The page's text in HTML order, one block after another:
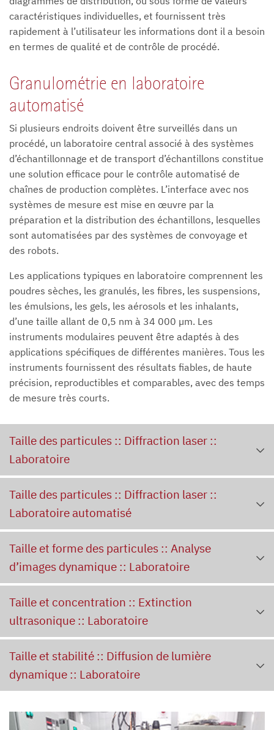
caractéristiques individuelles, et fournissent très
rapidement à l’utilisateur les informations dont il a besoin
en termes de qualité et de contrôle de procédé.
Granulométrie en laboratoire
automatisé
Si plusieurs endroits doivent être surveillés dans un
procédé, un laboratoire central associé à des systèmes
d’échantillonnage et de transport d’échantillons constitue
une solution efficace pour le contrôle automatisé de
chaînes de production complètes. L’interface avec nos
systèmes de mesure est mise en œuvre par la
préparation et la distribution des échantillons, lesquelles
sont automatisées par des systèmes de convoyage et
des robots.
Les applications typiques en laboratoire comprennent les
poudres sèches, les granulés, les fibres, les suspensions,
les émulsions, les gels, les aérosols et les inhalants,
d’une taille allant de 0,5 nm à 34 000 µm. Les
instruments modulaires peuvent être adaptés à des
applications spécifiques de différentes manières. Tous les
instruments fournissent des résultats fiables, de haute
précision, reproductibles et comparables, avec des temps
de mesure très courts.
Taille des particules :: Diffraction laser ::
Laboratoire
Taille des particules :: Diffraction laser ::
Laboratoire automatisé
Taille et forme des particules :: Analyse
d’images dynamique :: Laboratoire
Taille et concentration :: Extinction
ultrasonique :: Laboratoire
Taille et stabilité :: Diffusion de lumière
dynamique :: Laboratoire